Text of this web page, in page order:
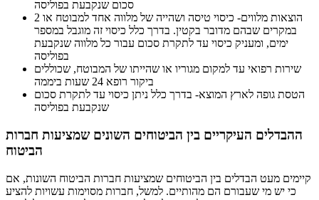
סכום שנקבעת בפוליסה
הוצאות מלווים- כיסוי טיסה ושהייה של מלווה אחד למבוטח או 2
במקרים שבהם מדובר בקטין. בדרך כלל כיסוי זה מוגבל במספר
ימים, ומעניק כיסוי עד לתקרת סכום עבור כל מלווה שנקבעת
בפוליסה
שירות רפואי עד למקום מגוריו או שהייתו של המבוטח, שכוללים
ביקור רופא 24 שעות ביממה
הטסת גופה לארץ המוצא- בדרך כלל ניתן כיסוי עד לתקרת סכום
שנקבעת בפוליסה
ההבדלים העיקריים בין הביטוחים השונים שמציעות חברות
הביטוח
קיימים מעט הבדלים בין הביטוחים שמציעות חברות הביטוח השונות, אם
כי יש מי שעבורם הם מהותיים. למשל, חברות מסוימות עשויות להציע